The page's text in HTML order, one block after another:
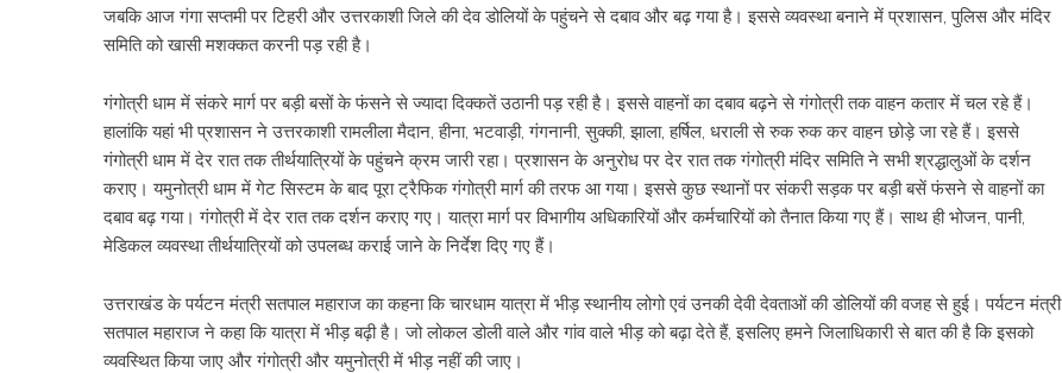
जबकि आज गंगा सप्तमी पर टिहरी और उत्तरकाशी जिले की देव डोलियों के पहुंचने से दबाव और बढ़ गया है। इससे व्यवस्था बनाने में प्रशासन, पुलिस और मंदिर
समिति को खासी मशक्कत करनी पड़ रही है।
गंगोत्री धाम में संकरे मार्ग पर बड़ी बसों के फंसने से ज्यादा दिक्कतें उठानी पड़ रही है। इससे वाहनों का दबाव बढ़ने से गंगोत्री तक वाहन कतार में चल रहे हैं।
हालांकि यहां भी प्रशासन ने उत्तरकाशी रामलीला मैदान, हीना, भटवाड़ी, गंगनानी, सुक्की, झाला, हर्षिल, धराली से रुक रुक कर वाहन छोड़े जा रहे हैं। इससे
गंगोत्री धाम में देर रात तक तीर्थयात्रियों के पहुंचने क्रम जारी रहा। प्रशासन के अनुरोध पर देर रात तक गंगोत्री मंदिर समिति ने सभी श्रद्धालुओं के दर्शन
कराए। यमुनोत्री धाम में गेट सिस्टम के बाद पूरा ट्रैफिक गंगोत्री मार्ग की तरफ आ गया। इससे कुछ स्थानों पर संकरी सड़क पर बड़ी बसें फंसने से वाहनों का
दबाव बढ़ गया। गंगोत्री में देर रात तक दर्शन कराए गए। यात्रा मार्ग पर विभागीय अधिकारियों और कर्मचारियों को तैनात किया गए हैं। साथ ही भोजन, पानी,
मेडिकल व्यवस्था तीर्थयात्रियों को उपलब्ध कराई जाने के निर्देश दिए गए हैं।
उत्तराखंड के पर्यटन मंत्री सतपाल महाराज का कहना कि चारधाम यात्रा में भीड़ स्थानीय लोगो एवं उनकी देवी देवताओं की डोलियों की वजह से हुई। पर्यटन मंत्री
सतपाल महाराज ने कहा कि यात्रा में भीड़ बढ़ी है। जो लोकल डोली वाले और गांव वाले भीड़ को बढ़ा देते हैं, इसलिए हमने जिलाधिकारी से बात की है कि इसको
व्यवस्थित किया जाए और गंगोत्री और यमुनोत्री में भीड़ नहीं की जाए।